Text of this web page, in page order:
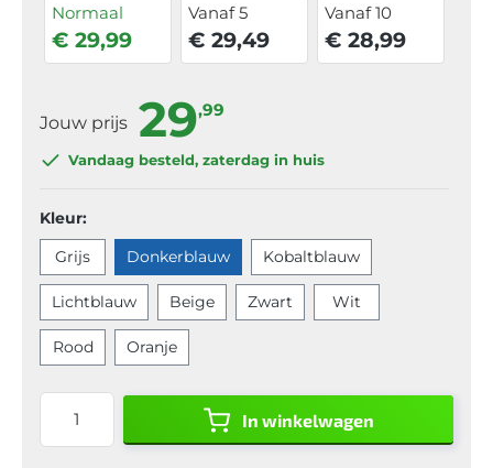
Normaal
€ 29,99
Vanaf 5
€ 29,49
Vanaf 10
€ 28,99
Jouw prijs 29,99
Vandaag besteld, zaterdag in huis
Kleur:
Grijs
Donkerblauw Kobaltblauw
Lichtblauw Beige Zwart Wit
Rood Oranje
In winkelwagen